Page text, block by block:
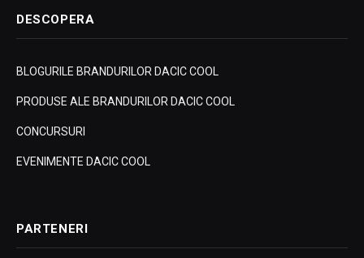
DESCOPERA
BLOGURILE BRANDURILOR DACIC COOL
PRODUSE ALE BRANDURILOR DACIC COOL
CONCURSURI
EVENIMENTE DACIC COOL
PARTENERI